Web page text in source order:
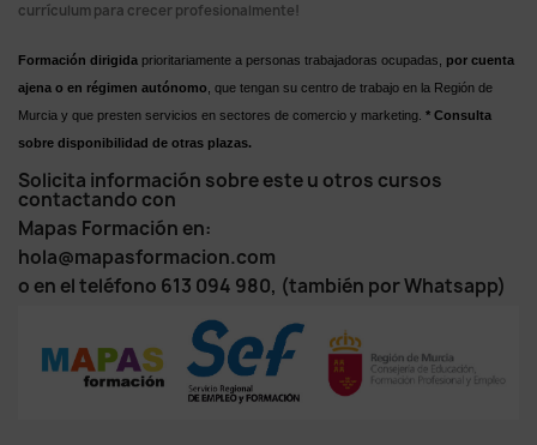
currículum para crecer profesionalmente!
Formación dirigida prioritariamente a personas trabajadoras ocupadas, por cuenta
ajena o en régimen autónomo , que tengan su centro de trabajo en la Región de
Murcia y que presten servicios en sectores de comercio y marketing. * Consulta
sobre disponibilidad de otras plazas.
Solicita información sobre este u otros cursos
contactando con
Mapas Formación en:
hola@mapasformacion.com
o en el teléfono 613 094 980, (también por Whatsapp)